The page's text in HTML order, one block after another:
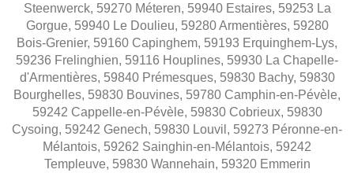
Steenwerck, 59270 Méteren, 59940 Estaires, 59253 La
Gorgue, 59940 Le Doulieu, 59280 Armentières, 59280
Bois-Grenier, 59160 Capinghem, 59193 Erquinghem-Lys,
59236 Frelinghien, 59116 Houplines, 59930 La Chapelle-
d'Armentières, 59840 Prémesques, 59830 Bachy, 59830
Bourghelles, 59830 Bouvines, 59780 Camphin-en-Pévèle,
59242 Cappelle-en-Pévèle, 59830 Cobrieux, 59830
Cysoing, 59242 Genech, 59830 Louvil, 59273 Péronne-en-
Mélantois, 59262 Sainghin-en-Mélantois, 59242
Templeuve, 59830 Wannehain, 59320 Emmerin